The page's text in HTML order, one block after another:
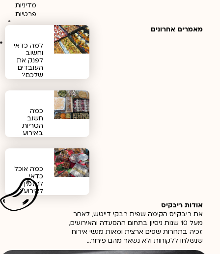
מדיניות
פרטיות
מאמרים אחרונים
למה כדאי
וחשוב
לפנק את
העובדים
שלכם?
כמה
חשוב
הטריות
באירוע
כמה אוכל
כדאי
להזמין
לאירוע?
אודות ריבקיס
את ריבקי'ס הקימה שפית רבקי דייטש, לאחר
מעל 10 שנות ניסיון בתחום ההסעדה והאירועים,
זכיה בתחרות שפים ארצית ומאות מגשי אירוח
שנשלחו ללקוחות ולא נשאר מהם פירור…